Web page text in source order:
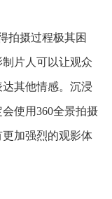
摄过程极其困
片人可以让观众
其他情感。沉浸
使用360全景拍摄
加强烈的观影体